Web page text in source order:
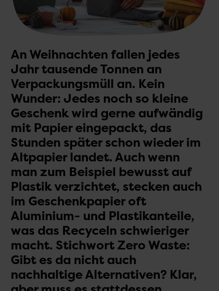
An Weihnachten fallen jedes
Jahr tausende Tonnen an
Verpackungs­müll an. Kein
Wunder: Jedes noch so kleine
Geschenk wird gerne aufwändig
mit Papier eingepackt, das
Stunden später schon wieder im
Alt­papier landet. Auch wenn
man zum Beispiel bewusst auf
Plastik verzichtet, stecken auch
im Geschenkpapier oft
Aluminium- und Plastik­anteile,
was das Recyceln schwieriger
macht. Stichwort Zero Waste:
Gibt es da nicht auch
nachhaltige Alternativen? Klar,